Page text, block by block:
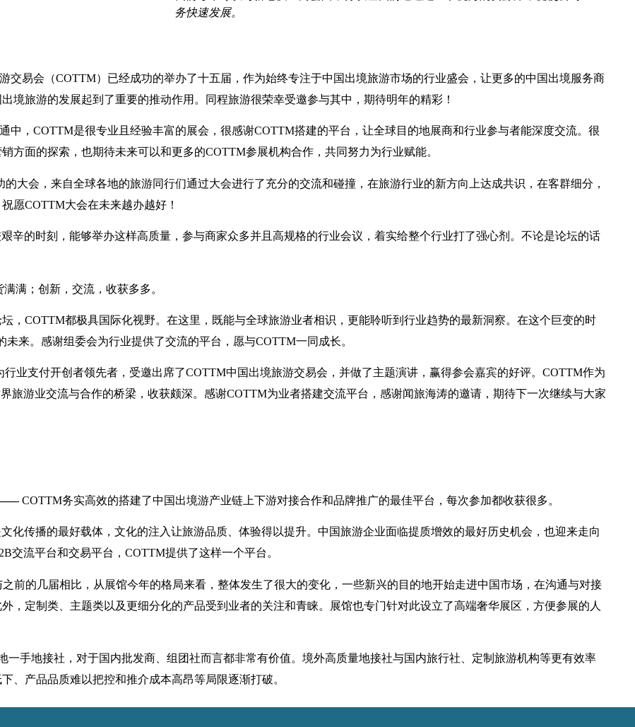
务快速发展。
交易会（COTTM）已经成功的举办了十五届，作为始终专注于中国出境旅游市场的行业盛会，让更多的中国出境服务商
境旅游的发展起到了重要的推动作用。同程旅游很荣幸受邀参与其中，期待明年的精彩！
中，COTTM是很专业且经验丰富的展会，很感谢COTTM搭建的平台，让全球目的地展商和行业参与者能深度交流。很
方面的探索，也期待未来可以和更多的COTTM参展机构合作，共同努力为行业赋能。
的大会，来自全球各地的旅游同行们通过大会进行了充分的交流和碰撞，在旅游行业的新方向上达成共识，在客群细分，
愿COTTM大会在未来越办越好！
辛的时刻，能够举办这样高质量，参与商家众多并且高规格的行业会议，着实给整个行业打了强心剂。不论是论坛的话
满；创新，交流，收获多多。
，COTTM都极具国际化视野。在这里，既能与全球旅游业者相识，更能聆听到行业趋势的最新洞察。在这个巨变的时
来。感谢组委会为行业提供了交流的平台，愿与COTTM一同成长。
业支付开创者领先者，受邀出席了COTTM中国出境旅游交易会，并做了主题演讲，赢得参会嘉宾的好评。COTTM作为
旅游业交流与合作的桥梁，收获颇深。感谢COTTM为业者搭建交流平台，感谢闻旅海涛的邀请，期待下一次继续与大家
——COTTM务实高效的搭建了中国出境游产业链上下游对接合作和品牌推广的最佳平台，每次参加都收获很多。
化传播的最好载体，文化的注入让旅游品质、体验得以提升。中国旅游企业面临提质增效的最好历史机会，也迎来走向
交流平台和交易平台，COTTM提供了这样一个平台。
前的几届相比，从展馆今年的格局来看，整体发生了很大的变化，一些新兴的目的地开始走进中国市场，在沟通与对接
，定制类、主题类以及更细分化的产品受到业者的关注和青睐。展馆也专门针对此设立了高端奢华展区，方便参展的人
一手地接社，对于国内批发商、组团社而言都非常有价值。境外高质量地接社与国内旅行社、定制旅游机构等更有效率
、产品品质难以把控和推介成本高昂等局限逐渐打破。